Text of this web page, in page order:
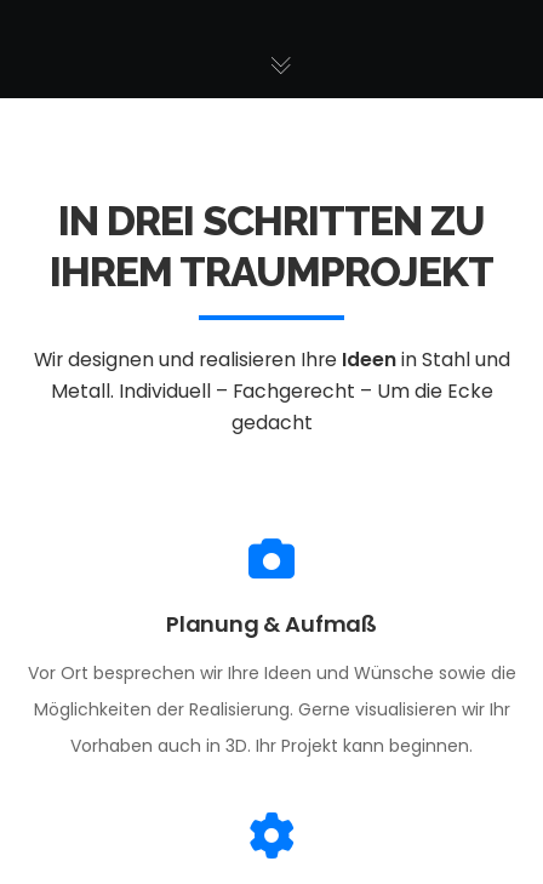
IN DREI SCHRITTEN ZU
IHREM TRAUMPROJEKT
Wir designen und realisieren Ihre Ideenin Stahl und
Metall. Individuell – Fachgerecht – Um die Ecke
gedacht
Planung & Aufmaß
Vor Ort besprechen wir Ihre Ideen und Wünsche sowie die
Möglichkeiten der Realisierung. Gerne visualisieren wir Ihr
Vorhaben auch in 3D. Ihr Projekt kann beginnen.